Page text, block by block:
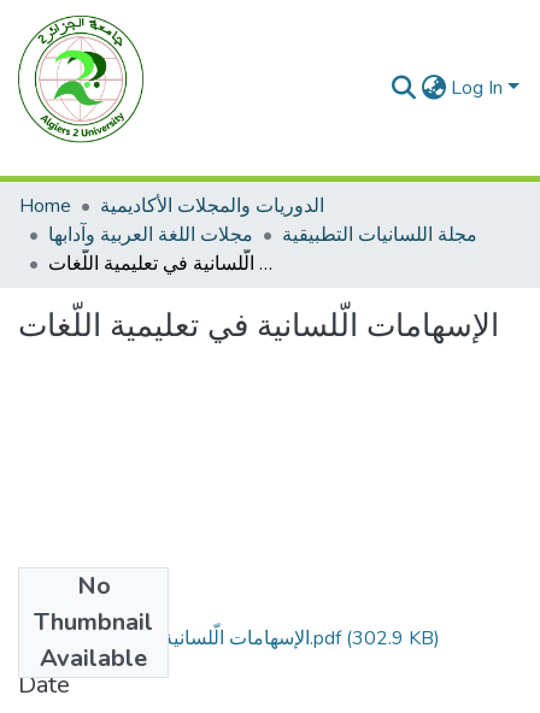
Log In
Home
الدوريات والمجلات الأكاديمية
مجلات اللغة العربية وآدابها
مجلة اللسانيات التطبيقية
الإسهامات الّلسانية في تعليمية اللّغات
الإسهامات الّلسانية في تعليمية اللّغات
No
Thumbnail
Available
الإسهامات الّلسانية في تعليمية اللّغات.pdf(302.9 KB)
Date